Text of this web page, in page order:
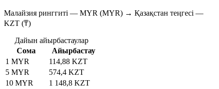
Малайзия ринггиті — MYR (MYR) → Қазақстан теңгесі —
KZT (₸)
Дайын айырбастаулар
Сома
Айырбастау
1 MYR
114,88 KZT
5 MYR
574,4 KZT
10 MYR
1 148,8 KZT